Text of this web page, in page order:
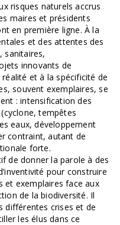
risques naturels accrus
maires et présidents
en première ligne. À la
et des attentes des
sanitaires,
innovants de
et à la spécificité de
souvent exemplaires, se
: intensification des
tempêtes
eaux, développement
contraint, autant de
forte.
de donner la parole à des
pour construire
et exemplaires face aux
de la biodiversité. Il
différentes crises et de
les élus dans ce